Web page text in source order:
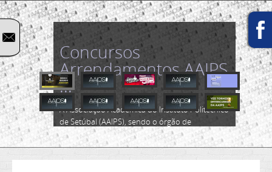
Concursos
Arrendamentos AAIPS
...
A Associação Académica do Instituto Politécnico
de Setúbal (AAIPS), sendo o órgão de
representação máxima dos estudantes do
Instituto Politécnico de Setúbal (IPS), tem assim
como um dos seus objetivos, a prestação de